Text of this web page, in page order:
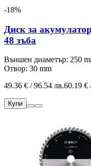
-18%
Диск за
48 зъба
Външен диаметър: 250
Отвор: 30 mm
49.36 € / 96.54 лв.60.19 €
Купи